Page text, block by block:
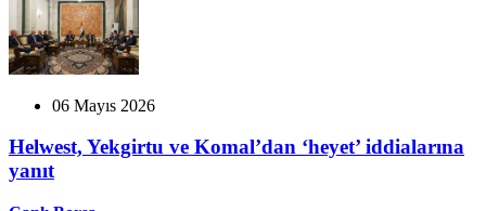
06 Mayıs 2026
Helwest, Yekgirtu ve Komal’dan ‘heyet’ iddialarına
yanıt